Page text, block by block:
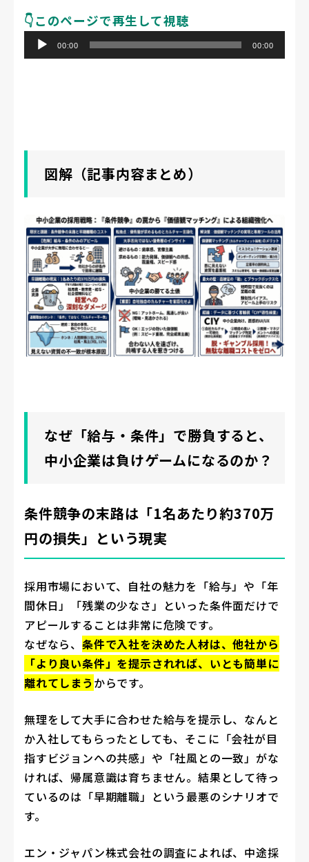
👇️このページで再生して視聴
声
ー
00:00 00:00
図解（記事内容まとめ）
なぜ「給与・条件」で勝負すると、
中小企業は負けゲームになるのか？
条件競争の末路は「1名あたり約370万
円の損失」という現実
採用市場において、自社の魅力を「給与」や「年
間休日」「残業の少なさ」といった条件面だけで
アピールすることは非常に危険です。
なぜなら、 条件で入社を決めた人材は、他社から
「より良い条件」を提示されれば、いとも簡単に
離れてしまうからです。
無理をして大手に合わせた給与を提示し、なんと
か入社してもらったとしても、そこに「会社が目
指すビジョンへの共感」や「社風との一致」がな
ければ、帰属意識は育ちません。結果として待っ
ているのは「早期離職」という最悪のシナリオで
す。
エン・ジャパン株式会社の調査によれば、中途採